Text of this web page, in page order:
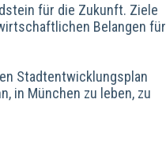
für die Zukunft. Ziele
Belangen für
Stadtentwicklungsplan
in München zu leben, zu